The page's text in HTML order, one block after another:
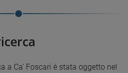
a Ca’ Foscari è stata oggetto nel